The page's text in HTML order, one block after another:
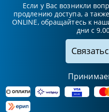
Если у Вас возникли
продлению доступа, а
ONLINE, обращайтесь к
дни с